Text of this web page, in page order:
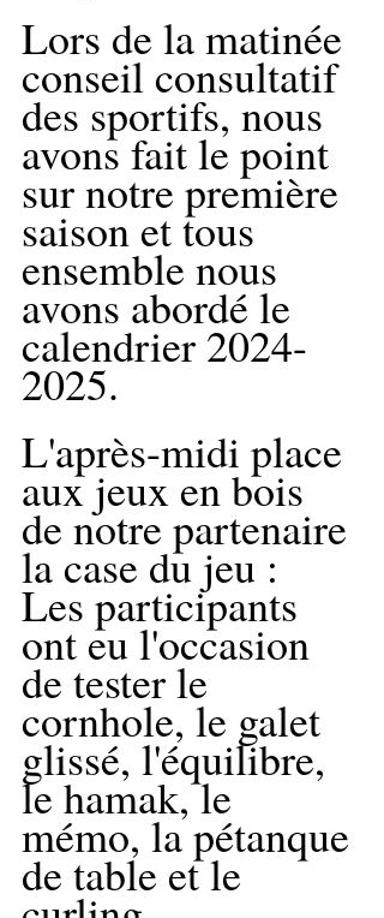
Lors de la matinée
conseil consultatif
des sportifs, nous
avons fait le point
sur notre première
saison et tous
ensemble nous
avons abordé le
calendrier 2024-
2025.
L'après-midi place
aux jeux en bois
de notre partenaire
la case du jeu :
Les participants
ont eu l'occasion
de tester le
cornhole, le galet
glissé, l'équilibre,
le hamak, le
mémo, la pétanque
de table et le